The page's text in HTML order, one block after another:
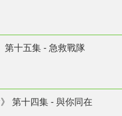
第十五集 - 急救戰隊
第十四集 - 與你同在